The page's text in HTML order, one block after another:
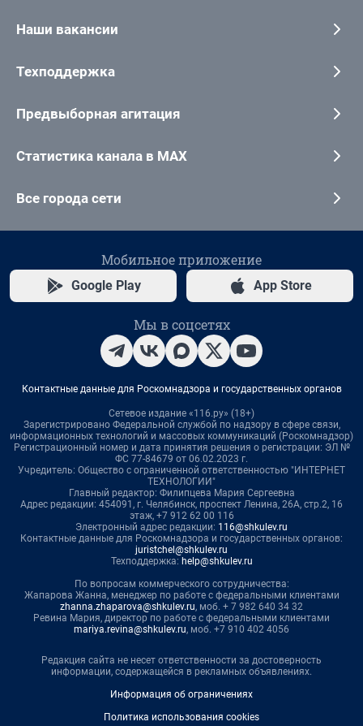
Наши вакансии
Техподдержка
Предвыборная агитация
Статистика канала в MAX
Все города сети
Мобильное приложение
Google Play App Store
Мы в соцсетях
Контактные данные для Роскомнадзора и государственных органов
Сетевое издание «116.ру» (18+)
Зарегистрировано Федеральной службой по надзору в сфере связи,
информационных технологий и массовых коммуникаций (Роскомнадзор)
Регистрационный номер и дата принятия решения о регистрации: ЭЛ №
ФС 77-84679 от 06.02.2023 г.
Учредитель: Общество с ограниченной ответственностью "ИНТЕРНЕТ
ТЕХНОЛОГИИ"
Главный редактор: Филипцева Мария Сергеевна
Адрес редакции: 454091, г. Челябинск, проспект Ленина, 26А, стр.2, 16
этаж, +7 912 62 00 116
Электронный адрес редакции: 116@shkulev.ru
Контактные данные для Роскомнадзора и государственных органов:
juristchel@shkulev.ru
Техподдержка: help@shkulev.ru
По вопросам коммерческого сотрудничества:
Жапарова Жанна, менеджер по работе с федеральными клиентами
zhanna.zhaparova@shkulev.ru, моб. + 7 982 640 34 32
Ревина Мария, директор по работе с федеральными клиентами
mariya.revina@shkulev.ru, моб. +7 910 402 4056
Редакция сайта не несет ответственности за достоверность
информации, содержащейся в рекламных объявлениях.
Информация об ограничениях
Политика использования cookies